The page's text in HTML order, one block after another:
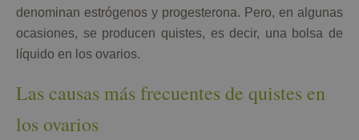
denominan estrógenos y progesterona. Pero, en algunas
ocasiones, se producen quistes, es decir, una bolsa de
líquido en los ovarios.
Las causas más frecuentes de quistes en
los ovarios